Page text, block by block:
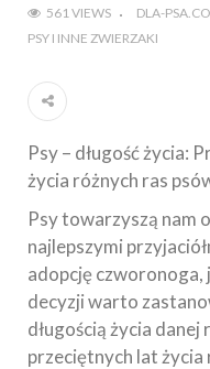
561 VIEWS DLA-
PSY I INNE ZWIERZAKI
Psy – długość życia:
życia różnych ras
Psy towarzyszą nam
najlepszymi
adopcję czworonoga,
decyzji warto
długością życia
przeciętnych lat życia